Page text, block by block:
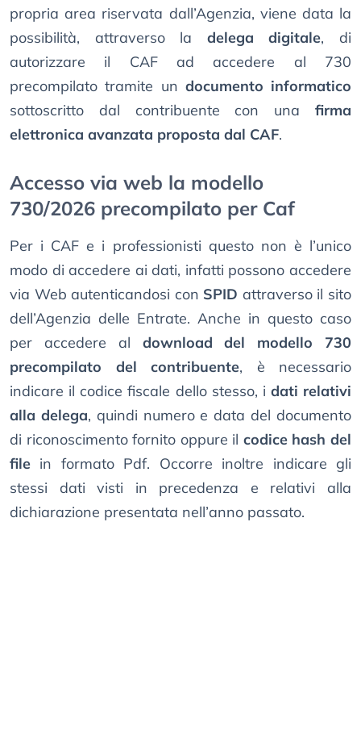
propria area riservata dall’Agenzia, viene data la
possibilità, attraverso la delega digitale, di
autorizzare il CAF ad accedere al 730
precompilato tramite un documento informatico
sottoscritto dal contribuente con una firma
elettronica avanzata proposta dal CAF.
Accesso via web la modello
730/2026 precompilato per Caf
Per i CAF e i professionisti questo non è l’unico
modo di accedere ai dati, infatti possono accedere
via Web autenticandosi con SPID attraverso il sito
dell’Agenzia delle Entrate. Anche in questo caso
per accedere al download del modello 730
precompilato del contribuente, è necessario
indicare il codice fiscale dello stesso, i dati relativi
alla delega, quindi numero e data del documento
di riconoscimento fornito oppure il codice hash del
file in formato Pdf. Occorre inoltre indicare gli
stessi dati visti in precedenza e relativi alla
dichiarazione presentata nell’anno passato.